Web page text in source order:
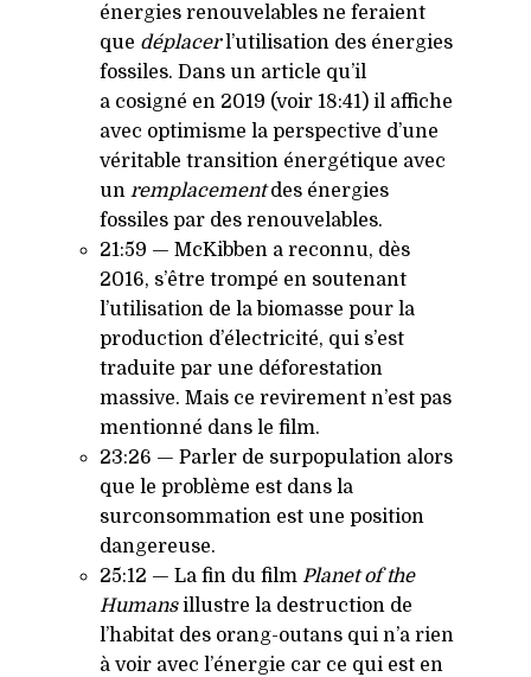
énergies renouvelables ne feraient
que déplacerl’utilisation des énergies
fossiles. Dans un article qu’il
a cosigné en 2019 (voir 18:41) il affiche
avec optimisme la perspective d’une
véritable transition énergétique avec
un remplacementdes énergies
fossiles par des renouvelables.
21:59 — McKibben a reconnu, dès
2016, s’être trompé en soutenant
l’utilisation de la biomasse pour la
production d’électricité, qui s’est
traduite par une déforestation
massive. Mais ce revirement n’est pas
mentionné dans le film.
23:26 — Parler de surpopulation alors
que le problème est dans la
surconsommation est une position
dangereuse.
25:12 — La fin du film Planet of the
Humansillustre la destruction de
l’habitat des orang-outans qui n’a rien
à voir avec l’énergie car ce qui est en